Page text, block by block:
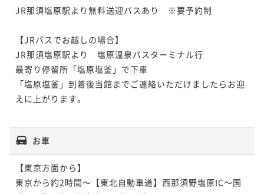
JR那須塩原駅より無料送迎バスあり　※要予約制
【JRバスでお越しの場合】
JR那須塩原駅より　塩原温泉バスターミナル行
最寄り停留所「塩原塩釜」で下車
「塩原塩釜」到着後当館までご連絡いただけましたらお迎
えに上がります。
お車
【東京方面から】
東京から約2時間～【東北自動車道】西那須野塩原IC～国